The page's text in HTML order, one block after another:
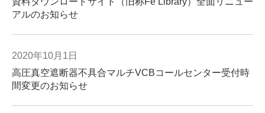
アルのお知らせ
2020年10月1日
高圧真空遮断器不具合マルチVCBコールセンター受付時
間変更のお知らせ